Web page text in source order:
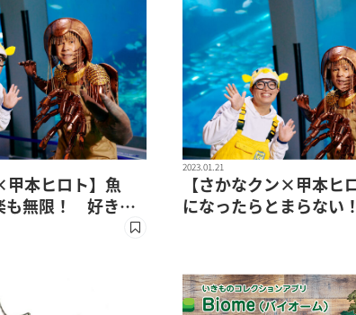
甲本ヒロト】魚
も無限！ 好きな
2023.01.21
【さかなクン×甲本ヒ
になったらとまらない